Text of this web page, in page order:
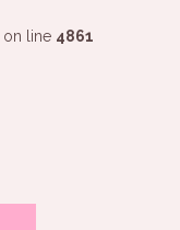
on line 4861